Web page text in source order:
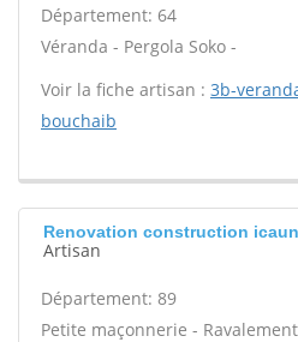
Département: 64
Véranda - Pergola Soko -
Voir la fiche artisan : 3b-
bouchaib
Renovation construction
Artisan
Département: 89
Petite maçonnerie -